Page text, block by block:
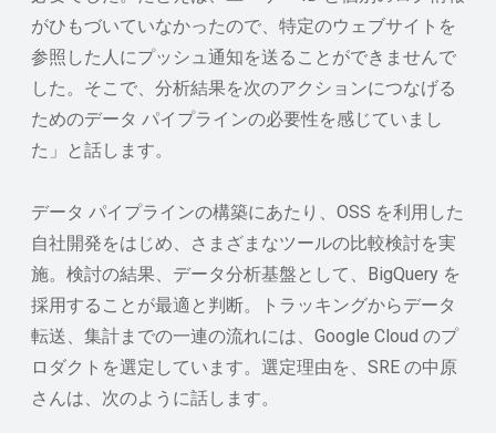
がひもづいていなかったので、特定のウェブサイトを
参照した人にプッシュ通知を送ることができませんで
した。そこで、分析結果を次のアクションにつなげる
ためのデータ パイプラインの必要性を感じていまし
た」と話します。
データ パイプラインの構築にあたり、OSS を利用した
自社開発をはじめ、さまざまなツールの比較検討を実
施。検討の結果、データ分析基盤として、BigQuery を
採用することが最適と判断。トラッキングからデータ
転送、集計までの一連の流れには、Google Cloud のプ
ロダクトを選定しています。選定理由を、SRE の中原
さんは、次のように話します。